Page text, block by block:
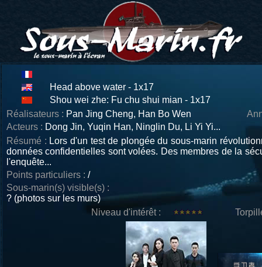
Head above water - 1x17
Shou wei zhe: Fu chu shui mian - 1x17
Réalisateurs : Pan Jing Cheng, Han Bo Wen
Acteurs : Dong Jin, Yuqin Han, Ninglin Du, Li Yi Yi...
Résumé : Lors d'un test de plongée du sous-marin
données confidentielles sont volées. Des membres de la
l'enquête...
Points particuliers : /
Sous-marin(s) visible(s) :
? (photos sur les murs)
Niveau d'intérêt :